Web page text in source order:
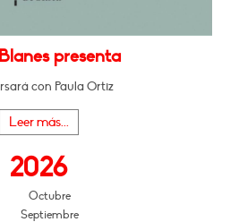
presenta
con Paula Ortiz
Leer más...
2026
Octubre
Septiembre